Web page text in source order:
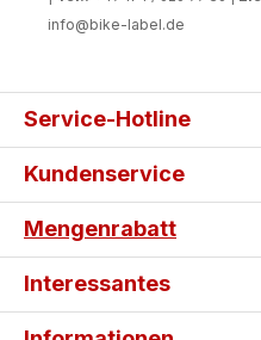
info@bike-label.de
Service-Hotline
Kundenservice
Mengenrabatt
Interessantes